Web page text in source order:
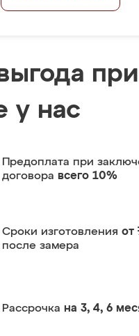
при
у нас
Предоплата при
договора всего 10%
Сроки изготовления от
после замера
Рассрочка на 3, 4, 6